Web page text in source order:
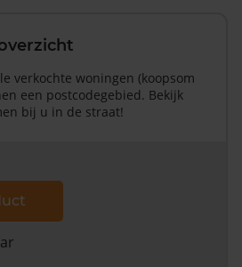
verkochte woningen (koopsom
een postcodegebied. Bekijk
bij u in de straat!